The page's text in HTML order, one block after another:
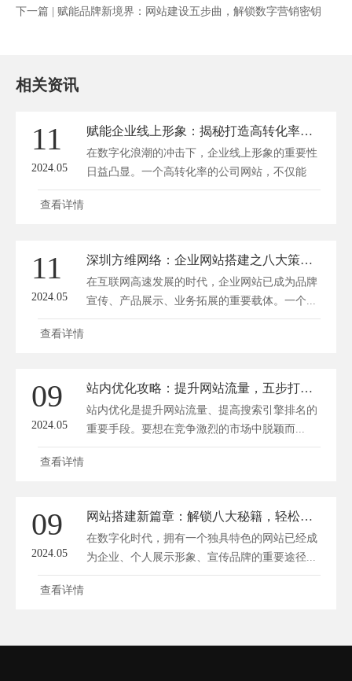
下一篇 | 赋能品牌新境界：网站建设五步曲，解锁数字营销密钥
相关资讯
11
2024.05
赋能企业线上形象：揭秘打造高转化率公司网站的奥秘
在数字化浪潮的冲击下，企业线上形象的重要性
日益凸显。一个高转化率的公司网站，不仅能
够...
查看详情
11
2024.05
深圳方维网络：企业网站搭建之八大策略精解
在互联网高速发展的时代，企业网站已成为品牌
宣传、产品展示、业务拓展的重要载体。一个...
查看详情
09
2024.05
站内优化攻略：提升网站流量，五步打造搜索引擎新宠
站内优化是提升网站流量、提高搜索引擎排名的
重要手段。要想在竞争激烈的市场中脱颖而...
查看详情
09
2024.05
网站搭建新篇章：解锁八大秘籍，轻松驾驭云端创意空间
在数字化时代，拥有一个独具特色的网站已经成
为企业、个人展示形象、宣传品牌的重要途径...
查看详情